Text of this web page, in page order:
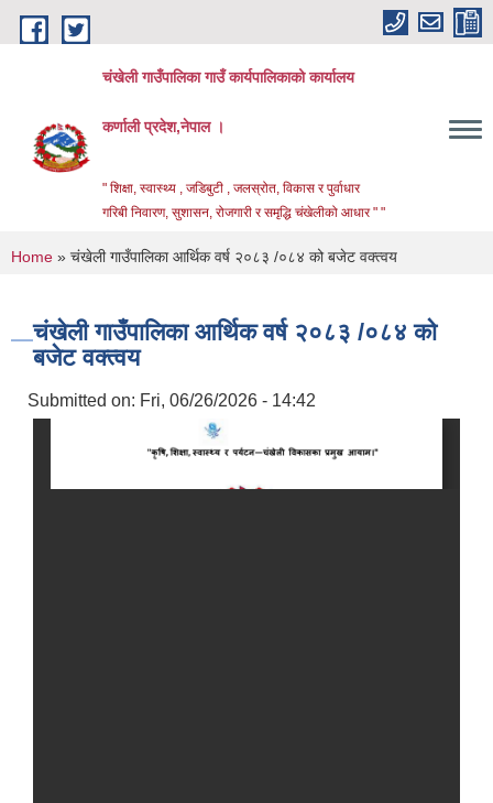
Skip to main content
चंखेली गाउँपालिका गाउँ कार्यपालिकाको कार्यालय
कर्णाली प्रदेश,नेपाल ।
" शिक्षा, स्वास्थ्य , जडिबुटी , जलस्रोत, विकास र पुर्वाधार
गरिबी निवारण, सुशासन, रोजगारी र समृद्धि चंखेलीको आधार " "
You are here
Home » चंखेली गाउँपालिका आर्थिक वर्ष २०८३ /०८४ को बजेट वक्त्वय
चंखेली गाउँपालिका आर्थिक वर्ष २०८३ /०८४ को
बजेट वक्त्वय
Submitted on: Fri, 06/26/2026 - 14:42